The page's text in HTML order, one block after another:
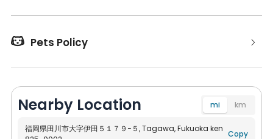
わせて賃貸人に支払うものとします。
抗菌施工料金について、実施されていない場合(実際に確認する
必要がある)返金することが可能です。その他費用について実際
の状況に応じて返金とします。
入居中の解約:
解約申し入れ日から少なくとも１か月前迄に賃貸人にその旨を賃
貸人の指定する書面により通知いただく必要があります。
1ヶ月未満の場合、解約日迄の利用料金と、解約日の翌日から解約
 Pets Policy
Nearby Location mi km
福岡県田川市大字伊田５１７９−５, Tagawa, Fukuoka ken
Copy